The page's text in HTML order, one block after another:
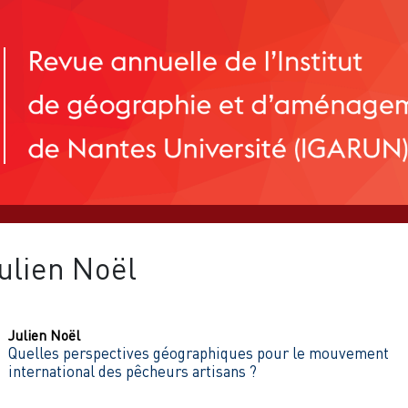
Noël
Julien Noël
Quelles perspectives géographiques pour le mouvement
international des pêcheurs artisans ?